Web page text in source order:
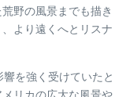
野の風景までも描き
より遠くへとリスナ
を強く受けていたと
リカの広大な風景や